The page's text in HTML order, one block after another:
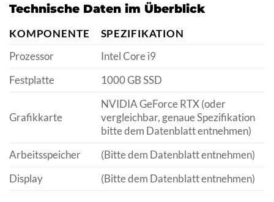
Technische Daten im Überblick
KOMPONENTE
SPEZIFIKATION
Prozessor
Intel Core i9
Festplatte
1000 GB SSD
Grafikkarte
NVIDIA GeForce RTX (oder
vergleichbar, genaue Spezifikation
bitte dem Datenblatt entnehmen)
Arbeitsspeicher
(Bitte dem Datenblatt entnehmen)
Display
(Bitte dem Datenblatt entnehmen)